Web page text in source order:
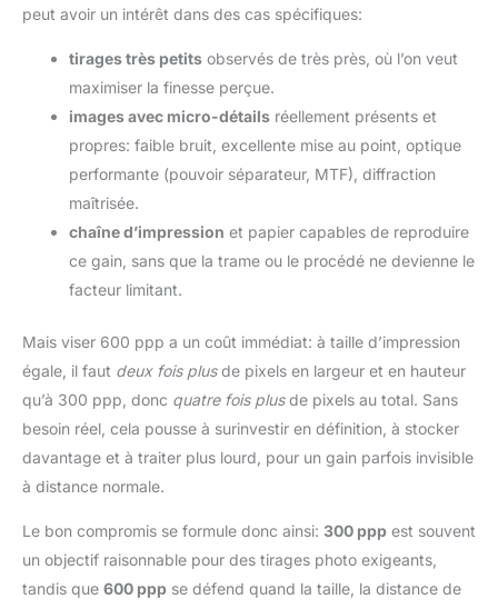
peut avoir un intérêt dans des cas spécifiques:
tirages très petits observés de très près, où l’on veut
maximiser la finesse perçue.
images avec micro-détails réellement présents et
propres: faible bruit, excellente mise au point, optique
performante (pouvoir séparateur, MTF), diffraction
maîtrisée.
chaîne d’impression et papier capables de reproduire
ce gain, sans que la trame ou le procédé ne devienne le
facteur limitant.
Mais viser 600 ppp a un coût immédiat: à taille d’impression
égale, il faut deux fois plusde pixels en largeur et en hauteur
qu’à 300 ppp, donc quatre fois plusde pixels au total. Sans
besoin réel, cela pousse à surinvestir en définition, à stocker
davantage et à traiter plus lourd, pour un gain parfois invisible
à distance normale.
Le bon compromis se formule donc ainsi: 300 ppp est souvent
un objectif raisonnable pour des tirages photo exigeants,
tandis que 600 ppp se défend quand la taille, la distance de